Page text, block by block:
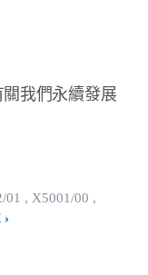
我們永續發展
01 , X5001/00 ,